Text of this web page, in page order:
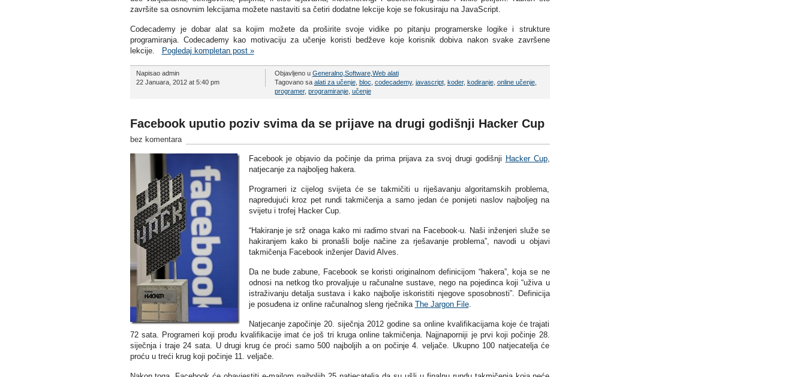
završite sa osnovnim lekcijama možete nastaviti sa četiri dodatne lekcije koje se fokusiraju na JavaScript.
Codecademy je dobar alat sa kojim možete da proširite svoje vidike po pitanju programerske logike i strukture
programiranja. Codecademy kao motivaciju za učenje koristi bedževe koje korisnik dobiva nakon svake završene
lekcije.
Pogledaj kompletan post »
Napisao admin
22 Januara, 2012 at 5:40 pm
Objavljeno u Generalno, Software, Web alati
Tagovano sa alati za učenje, bloc codecademy, javascript, koder, kodiranje, online učenje,
programer, programiranje, učenje
Facebook uputio poziv svima da se prijave na drugi godišnji Hacker Cup
bez komentara
Facebook je objavio da počinje da prima prijava za svoj drugi godišnji Hacker Cup,
natjecanje za najboljeg hakera.
Programeri iz cijelog svijeta će se takmičiti u riješavanju algoritamskih problema,
napredujući kroz pet rundi takmičenja a samo jedan će ponijeti naslov najboljeg na
svijetu i trofej Hacker Cup.
“Hakiranje je srž onaga kako mi radimo stvari na Facebook-u. Naši inženjeri služe se
hakiranjem kako bi pronašli bolje načine za rješavanje problema”, navodi u objavi
takmičenja Facebook inženjer David Alves.
Da ne bude zabune, Facebook se koristi originalnom definicijom “hakera”, koja se ne
odnosi na netkog tko provaljuje u računalne sustave, nego na pojedinca koji “uživa u
istraživanju ​​detalja sustava i kako najbolje iskoristiti njegove sposobnosti”. Definicija
je posuđena iz online računalnog sleng rječnika The Jargon File.
Natjecanje započinje 20. siječnja 2012 godine sa online kvalifikacijama koje će trajati
72 sata. Programeri koji prođu kvalifikacije imat će još tri kruga online takmičenja. Najjnaporniji je prvi koji počinje 28.
siječnja i traje 24 sata. U drugi krug će proći samo 500 najboljih a on počinje 4. veljače. Ukupno 100 natjecatelja će
proću u treći krug koji počinje 11. veljače.